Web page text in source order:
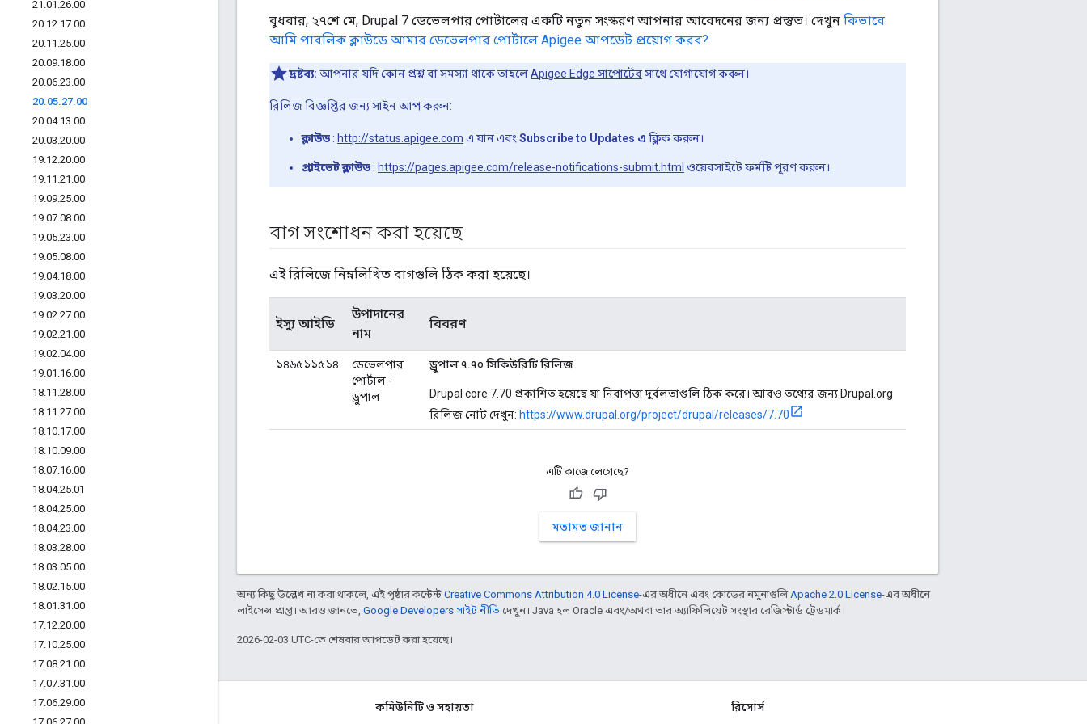
21 .01 .26.00
20.12.17.00
20.11 .25.00
20.09.18.00
20.06.23.00
20.05.27.00
20.04.13.00
20.03.20.00
19.12.20.00
19.11 .21 .00
19.09.25.00
19.07.08.00
19.05.23.00
19.05.08.00
19.04.18.00
19.03.20.00
19.02.27.00
19.02.21 .00
19.02.04.00
19.01 .16.00
18.11 .28.00
18.11 .27.00
18.10.17.00
18.10.09.00
18.07.16.00
18.04.25.01
18.04.25.00
18.04.23.00
18.03.28.00
18.03.05.00
18.02.15.00
18.01 .31 .00
17.12.20.00
17.10.25.00
17.08.21 .00
17.07.31 .00
17.06.29.00
বুধবার, ২৭শে মে, Drupal 7 ডেভেলপার পোর্টালের একটি নতুন সংস্করণ আপনার আবেদনের জন্য প্রস্তুত। দেখুন কিভাবে
আমি পাবলিক ক্লাউডে আমার ডেভেলপার পোর্টালে Apigee আপডেট প্রয়োগ করব?
দ্রষ্টব্য: আপনার যদি কোন প্রশ্ন বা সমস্যা থাকে তাহলেApigee Edge সাপোর্টেরসাথে যোগাযোগ করুন।
রিলিজ বিজ্ঞপ্তির জন্য সাইন আপ করুন:
ক্লাউড : http://status.apigee.com এ যান এবং Subscribe to Updates এ ক্লিক করুন।
প্রাইভেট ক্লাউড : https://pages.apigee.com/release-notifications-submit.html ওয়েবসাইটে ফর্মটি পূরণ করুন।
বাগ সংশোধন করা হয়েছে
এই রিলিজে নিম্নলিখিত বাগগুলি ঠিক করা হয়েছে।
ইস্যু আইডি
উপাদানের
নাম
বিবরণ
১৪৬৫১১৫১৪
ডেভেলপার
পোর্টাল -
ড্রুপাল
ড্রুপাল ৭.৭০ সিকিউরিটি রিলিজ
Drupal core 7.70 প্রকাশিত হয়েছে যা নিরাপত্তা দুর্বলতাগুলি ঠিক করে। আরও তথ্যের জন্য Drupal.org
রিলিজ নোট দেখুন: https://www.drupal.org/project/drupal/releases/7.70
এটি কাজে লেগেছে?
মতামত জানান
অন্য কিছু উল্লেখ না করা থাকলে, এই পৃষ্ঠার কন্টেন্ট Creative Commons Attribution 4.0 License-এর অধীনে এবং কোডের নমুনাগুলিApache 2.0 License-এর অধীনে
লাইসেন্স প্রাপ্ত। আরও জানতে, Google Developers সাইট নীতি দেখুন। Java হল Oracle এবং/অথবা তার অ্যাফিলিয়েট সংস্থার রেজিস্টার্ড ট্রেডমার্ক।
2026-02-03 UTC-তে শেষবার আপডেট করা হয়েছে।
Apigee সম্পর্কে কমিউনিটি ও সহায়তা রিসোর্স